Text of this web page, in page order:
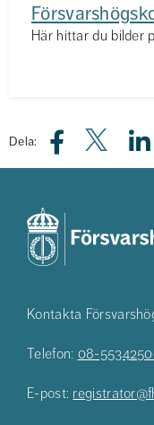
Här hittar du bilder
Dela:
Kontakta
Telefon: 08-
E-post: